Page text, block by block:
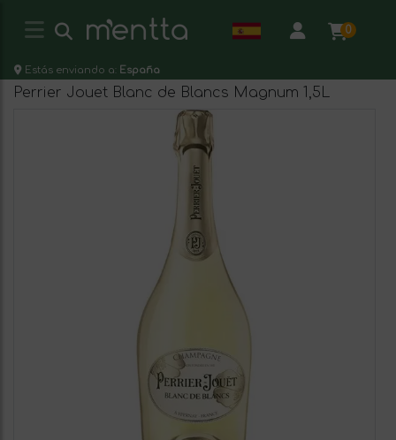
0
Estás enviando a: España
Perrier Jouet Blanc de Blancs Magnum 1,5L